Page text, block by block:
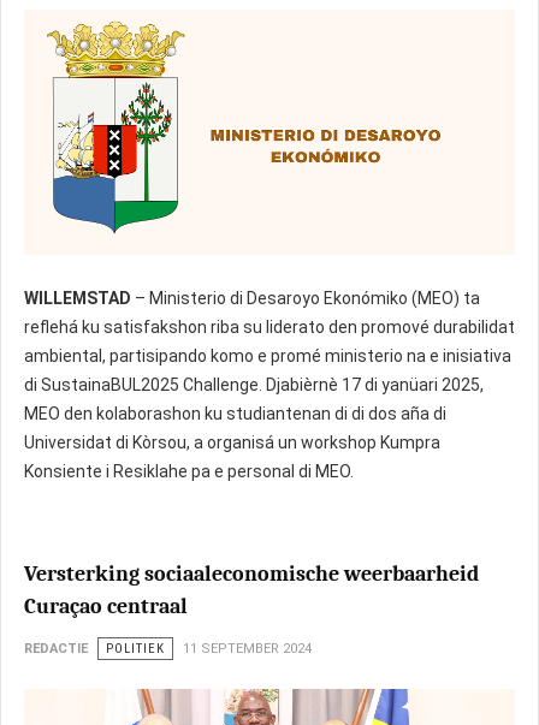
WILLEMSTAD – Ministerio di Desaroyo Ekonómiko (MEO) ta
reflehá ku satisfakshon riba su liderato den promové durabilidat
ambiental, partisipando komo e promé ministerio na e inisiativa
di SustainaBUL2025 Challenge. Djabièrnè 17 di yanüari 2025,
MEO den kolaborashon ku studiantenan di di dos aña di
Universidat di Kòrsou, a organisá un workshop Kumpra
Konsiente i Resiklahe pa e personal di MEO.
Versterking sociaaleconomische weerbaarheid
Curaçao centraal
REDACTIE POLITIEK 11 SEPTEMBER 2024